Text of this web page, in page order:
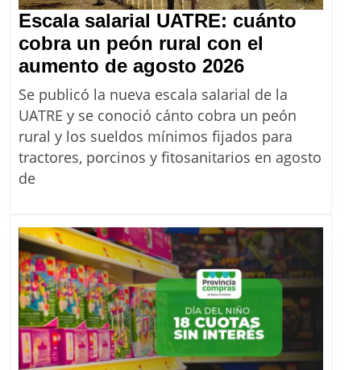
Escala salarial UATRE: cuánto
cobra un peón rural con el
aumento de agosto 2026Escala
salarial
UATRE:
cuánto
cobra
rural
con
el
aumento
de
agosto
2026
Se publicó la nueva escala salarial de la
UATRE y se conoció cánto cobra un peón
rural y los sueldos mínimos fijados para
tractores, porcinos y fitosanitarios en agosto
de